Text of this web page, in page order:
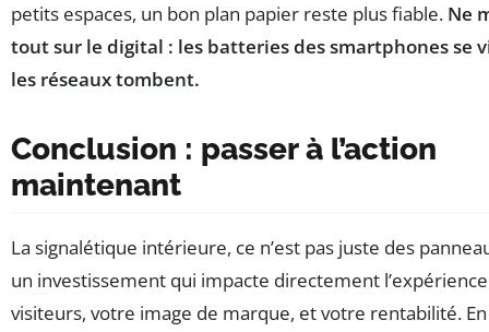
petits espaces, un bon plan papier reste plus fiable. Ne
tout sur le digital : les batteries des smartphones se
les réseaux tombent.
Conclusion : passer à l’action
maintenant
La signalétique intérieure, ce n’est pas juste des
un investissement qui impacte directement
visiteurs, votre image de marque, et votre rentabilité.